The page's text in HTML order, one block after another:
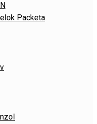
Packeta